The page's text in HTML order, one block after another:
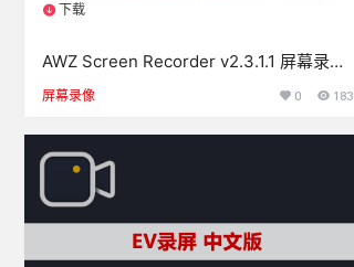
下载
AWZ Screen Recorder v2.3.1.1 屏幕录制
中文绿色免装版
屏幕录像 0 183